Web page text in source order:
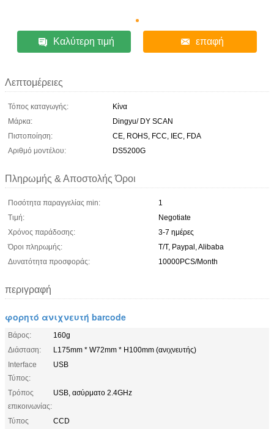
Καλύτερη τιμή επαφή
Λεπτομέρειες
Τόπος καταγωγής:
Κίνα
Μάρκα:
Dingyu/ DY SCAN
Πιστοποίηση:
CE, ROHS, FCC, IEC, FDA
Αριθμό μοντέλου:
DS5200G
Πληρωμής & Αποστολής Όροι
Ποσότητα παραγγελίας min:
1
Τιμή:
Negotiate
Χρόνος παράδοσης:
3-7 ημέρες
Όροι πληρωμής:
T/T, Paypal, Alibaba
Δυνατότητα προσφοράς:
10000PCS/Month
περιγραφή
φορητό ανιχνευτή barcode
Βάρος:
160g
Διάσταση:
L175mm * W72mm * H100mm (ανιχνευτής)
Interface
Τύπος:
USB
Τρόπος
επικοινωνίας:
USB, ασύρματο 2.4GHz
Τύπος
CCD